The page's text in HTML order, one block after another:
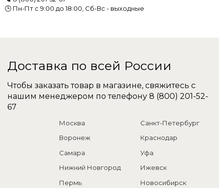
🕒 Пн-Пт с 9:00 до 18:00, Сб-Вс - выходные
Доставка по всей России
Чтобы заказать товар в магазине, свяжитесь с
нашим менеджером по телефону 8 (800) 201-52-
67
Москва
Санкт-Петербург
Воронеж
Краснодар
Самара
Уфа
Нижний Новгород
Ижевск
Пермь
Новосибирск